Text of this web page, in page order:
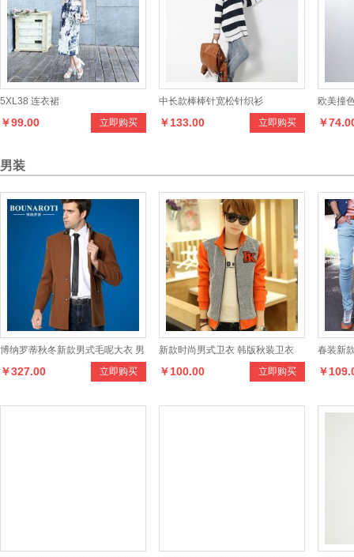
5XL38 连衣裙
立即购买
￥99.00
中长款棒棒针宽松针织衫
立即购买
￥133.00
欧美撞
￥
男装
博纳罗蒂秋冬新款男式毛呢大衣 男
羊毛呢子风衣大衣中长款外套潮
立即购买
￥327.00
新款时尚男式卫衣 韩版秋装卫衣
男立领拼色修身外套男 立即购买
￥100.00
春装新
铅笔裤
￥